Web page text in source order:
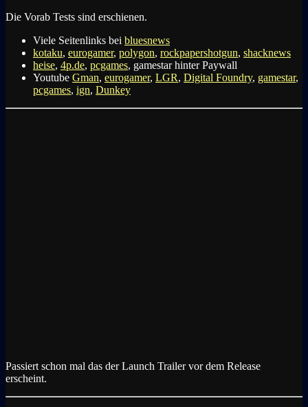
Die Vorab Tests sind erschienen.
Viele Seitenlinks bei bluesnews
kotaku, eurogamer, polygon, rockpapershotgun, shacknews
heise, 4p.de, pcgames, gamestar hinter Paywall
Youtube Gman, eurogamer, LGR, Digital Foundry, gamestar,
pcgames, ign, Dunkey
Passiert schon mal das der Launch Trailer vor dem Release
erscheint.